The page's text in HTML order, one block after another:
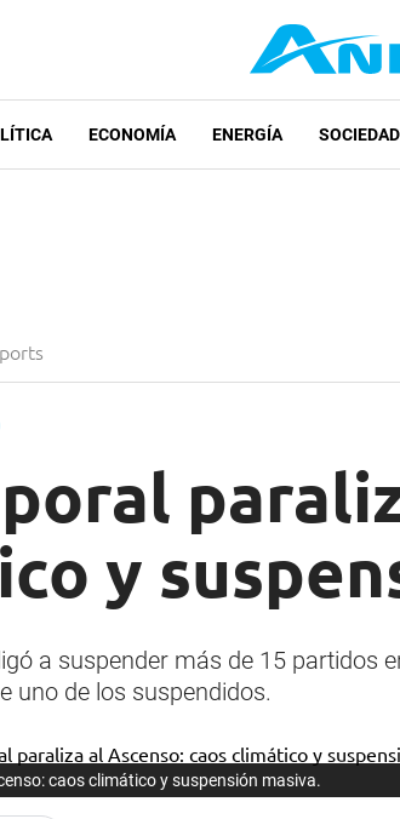
ECONOMÍA ENERGÍA SOCIEDAD
y
a suspender más de 15 partidos
uno de los suspendidos.
caos climático y suspensión masiva.